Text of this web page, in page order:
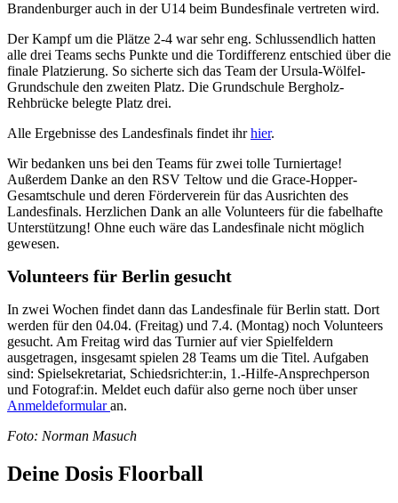
Brandenburger auch in der U14 beim Bundesfinale vertreten wird.
Der Kampf um die Plätze 2-4 war sehr eng. Schlussendlich hatten
alle drei Teams sechs Punkte und die Tordifferenz entschied über die
finale Platzierung. So sicherte sich das Team der Ursula-Wölfel-
Grundschule den zweiten Platz. Die Grundschule Bergholz-
Rehbrücke belegte Platz drei.
Alle Ergebnisse des Landesfinals findet ihrhier.
Wir bedanken uns bei den Teams für zwei tolle Turniertage!
Außerdem Danke an den RSV Teltow und die Grace-Hopper-
Gesamtschule und deren Förderverein für das Ausrichten des
Landesfinals. Herzlichen Dank an alle Volunteers für die fabelhafte
Unterstützung! Ohne euch wäre das Landesfinale nicht möglich
gewesen.
Volunteers für Berlin gesucht
In zwei Wochen findet dann das Landesfinale für Berlin statt. Dort
werden für den 04.04. (Freitag) und 7.4. (Montag) noch Volunteers
gesucht. Am Freitag wird das Turnier auf vier Spielfeldern
ausgetragen, insgesamt spielen 28 Teams um die Titel. Aufgaben
sind: Spielsekretariat, Schiedsrichter:in, 1.-Hilfe-Ansprechperson
und Fotograf:in. Meldet euch dafür also gerne noch über unser
Anmeldeformularan.
Foto: Norman Masuch
Deine Dosis Floorball